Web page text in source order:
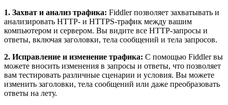
1. Захват и анализ трафика: Fiddler позволяет захватывать и
анализировать HTTP- и HTTPS-трафик между вашим
компьютером и сервером. Вы видите все HTTP-запросы и
ответы, включая заголовки, тела сообщений и тела запросов.
2. Исправление и изменение трафика: С помощью Fiddler вы
можете вносить изменения в запросы и ответы, что позволяет
вам тестировать различные сценарии и условия. Вы можете
изменить заголовки, тела сообщений или даже преобразовать
ответы на лету.